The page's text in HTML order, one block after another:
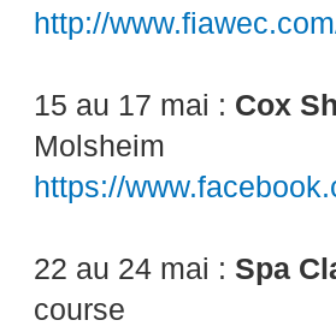
http://
15 au 17 mai : Cox
Molsheim
https://
22 au 24 mai : Spa
course